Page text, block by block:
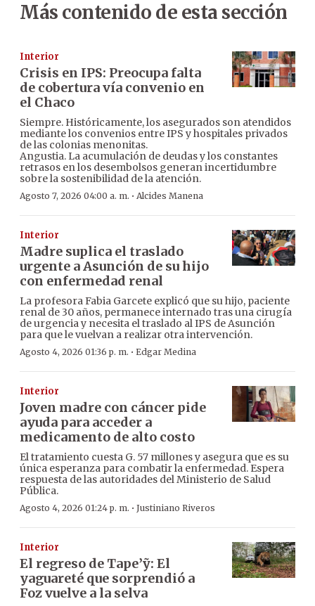
Más contenido de esta sección
Interior
Crisis en IPS: Preocupa falta
de cobertura vía convenio en
el Chaco
Siempre. Históricamente, los asegurados son atendidos
mediante los convenios entre IPS y hospitales privados
de las colonias menonitas.
Angustia. La acumulación de deudas y los constantes
retrasos en los desembolsos generan incertidumbre
sobre la sostenibilidad de la atención.
Agosto 7, 2026 04:00 a. m. · Alcides Manena
Interior
Madre suplica el traslado
urgente a Asunción de su hijo
con enfermedad renal
La profesora Fabia Garcete explicó que su hijo, paciente
renal de 30 años, permanece internado tras una cirugía
de urgencia y necesita el traslado al IPS de Asunción
para que le vuelvan a realizar otra intervención.
Agosto 4, 2026 01:36 p. m. · Edgar Medina
Interior
Joven madre con cáncer pide
ayuda para acceder a
medicamento de alto costo
El tratamiento cuesta G. 57 millones y asegura que es su
única esperanza para combatir la enfermedad. Espera
respuesta de las autoridades del Ministerio de Salud
Pública.
Agosto 4, 2026 01:24 p. m. · Justiniano Riveros
Interior
El regreso de Tape’ỹ: El
yaguareté que sorprendió a
Foz vuelve a la selva